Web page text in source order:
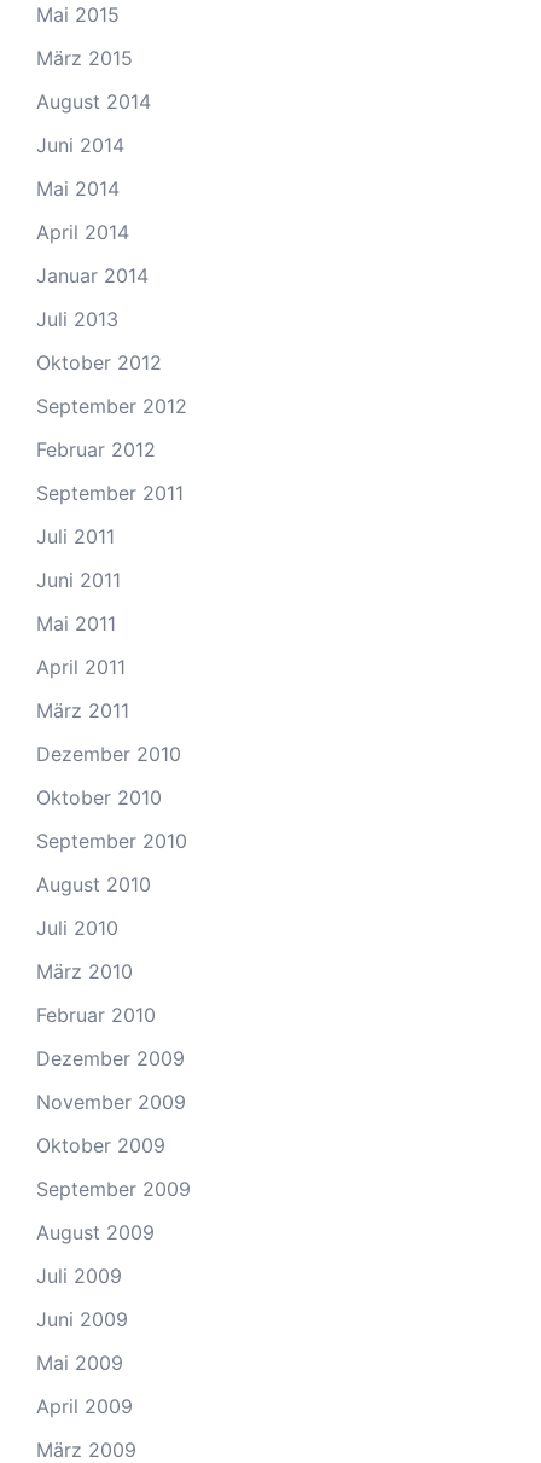
Mai 2015
März 2015
August 2014
Juni 2014
Mai 2014
April 2014
Januar 2014
Juli 2013
Oktober 2012
September 2012
Februar 2012
September 2011
Juli 2011
Juni 2011
Mai 2011
April 2011
März 2011
Dezember 2010
Oktober 2010
September 2010
August 2010
Juli 2010
März 2010
Februar 2010
Dezember 2009
November 2009
Oktober 2009
September 2009
August 2009
Juli 2009
Juni 2009
Mai 2009
April 2009
März 2009